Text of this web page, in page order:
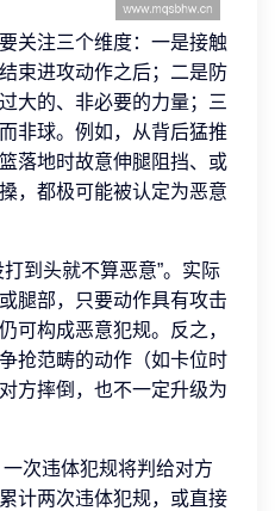
关注三个维度：一是接触
束进攻动作之后；二是防
大的、非必要的力量；三
非球。例如，从背后猛推
落地时故意伸腿阻挡、或
，都极可能被认定为恶意
到头就不算恶意”。实际
腿部，只要动作具有攻击
可构成恶意犯规。反之，
抢范畴的动作（如卡位时
方摔倒，也不一定升级为
次违体犯规将判给对方
计两次违体犯规，或直接